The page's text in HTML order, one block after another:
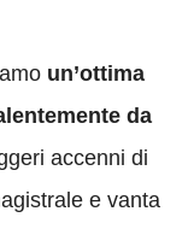
un’ottima
da
accenni di
e vanta